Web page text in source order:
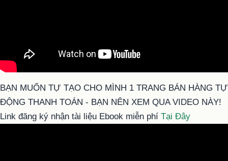
BẠN MUỐN TỰ TẠO CHO MÌNH 1 TRANG BÁN HÀNG TỰ
ĐỘNG THANH TOÁN - BẠN NÊN XEM QUA VIDEO NÀY!
Link đăng ký nhận tài liệu Ebook miễn phí Tại Đây